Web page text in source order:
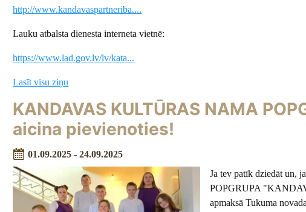
http://www.kandavaspartneriba....
Lauku atbalsta dienesta interneta vietnē:
https://www.lad.gov.lv/lv/kata...
Lasīt visu ziņu
KANDAVAS KULTŪRAS NAMA
aicina pievienoties!
01.09.2025 - 24.09.2025
Ja tev patīk dziedāt un,
POPGRUPA
apmaksāTukuma